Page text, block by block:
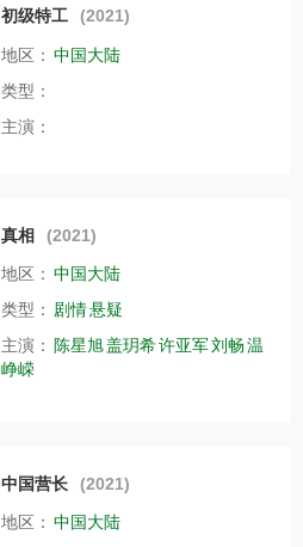
初级特工 (2021)
地区： 中国大陆
类型：
主演：
真相 (2021)
地区： 中国大陆
类型： 剧情悬疑
主演：
陈星旭盖玥希许亚军刘畅温
峥嵘
中国营长 (2021)
地区： 中国大陆